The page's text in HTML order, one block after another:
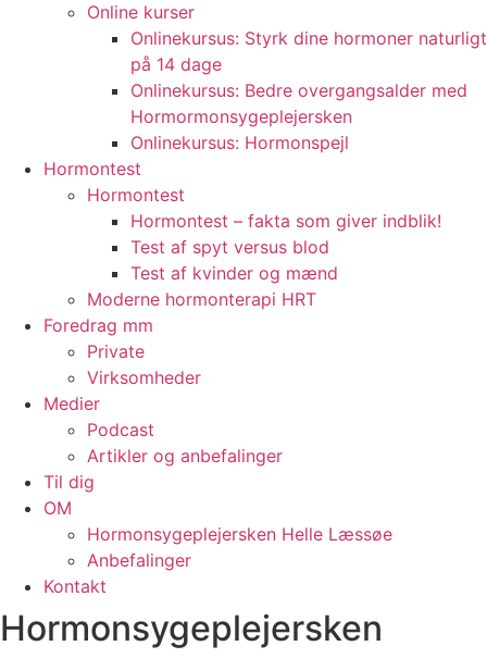
Online kurser
Onlinekursus: Styrk dine hormoner naturligt
på 14 dage
Onlinekursus: Bedre overgangsalder med
Hormormonsygeplejersken
Onlinekursus: Hormonspejl
Hormontest
Hormontest
Hormontest – fakta som giver indblik!
Test af spyt versus blod
Test af kvinder og mænd
Moderne hormonterapi HRT
Foredrag mm
Private
Virksomheder
Medier
Podcast
Artikler og anbefalinger
Til dig
OM
Hormonsygeplejersken Helle Læssøe
Anbefalinger
Kontakt
Hormonsygeplejersken